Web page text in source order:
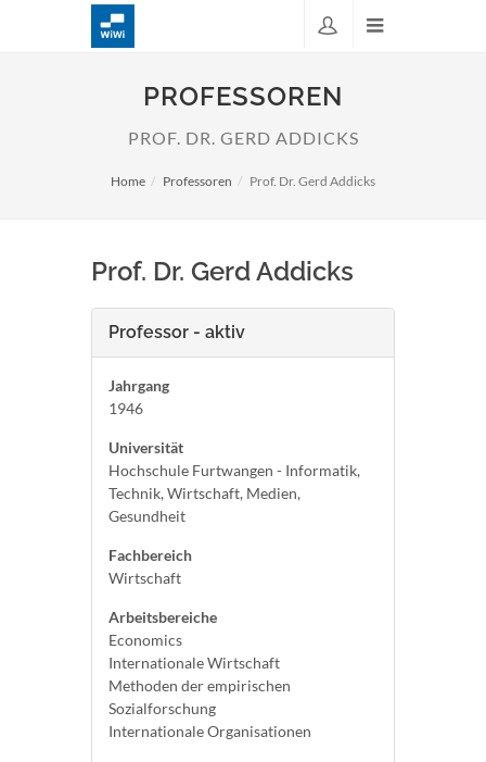
PROFESSOREN
PROF. DR. GERD ADDICKS
Home Professoren Prof. Dr. Gerd Addicks
Prof. Dr. Gerd Addicks
Professor - aktiv
Jahrgang
1946
Universität
Hochschule Furtwangen - Informatik,
Technik, Wirtschaft, Medien,
Gesundheit
Fachbereich
Wirtschaft
Arbeitsbereiche
Economics
Internationale Wirtschaft
Methoden der empirischen
Sozialforschung
Internationale Organisationen